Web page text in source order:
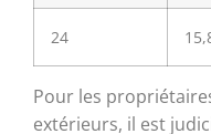
24
Pour les
extérieurs, il est